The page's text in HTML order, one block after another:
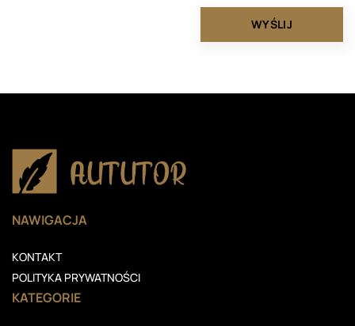
NAWIGACJA
KONTAKT
POLITYKA PRYWATNOŚCI
KATEGORIE